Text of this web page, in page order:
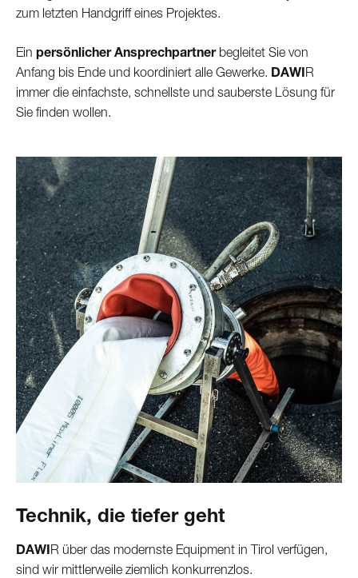
zum letzten Handgriff eines Projektes.
Ein persönlicher Ansprechpartnerbegleitet Sie von
Anfang bis Ende und koordiniert alle Gewerke. DAWIR
immer die einfachste, schnellste und sauberste Lösung für
Sie finden wollen.
Technik, die tiefer geht
DAWIR über das modernste Equipment in Tirol verfügen,
sind wir mittlerweile ziemlich konkurrenzlos.